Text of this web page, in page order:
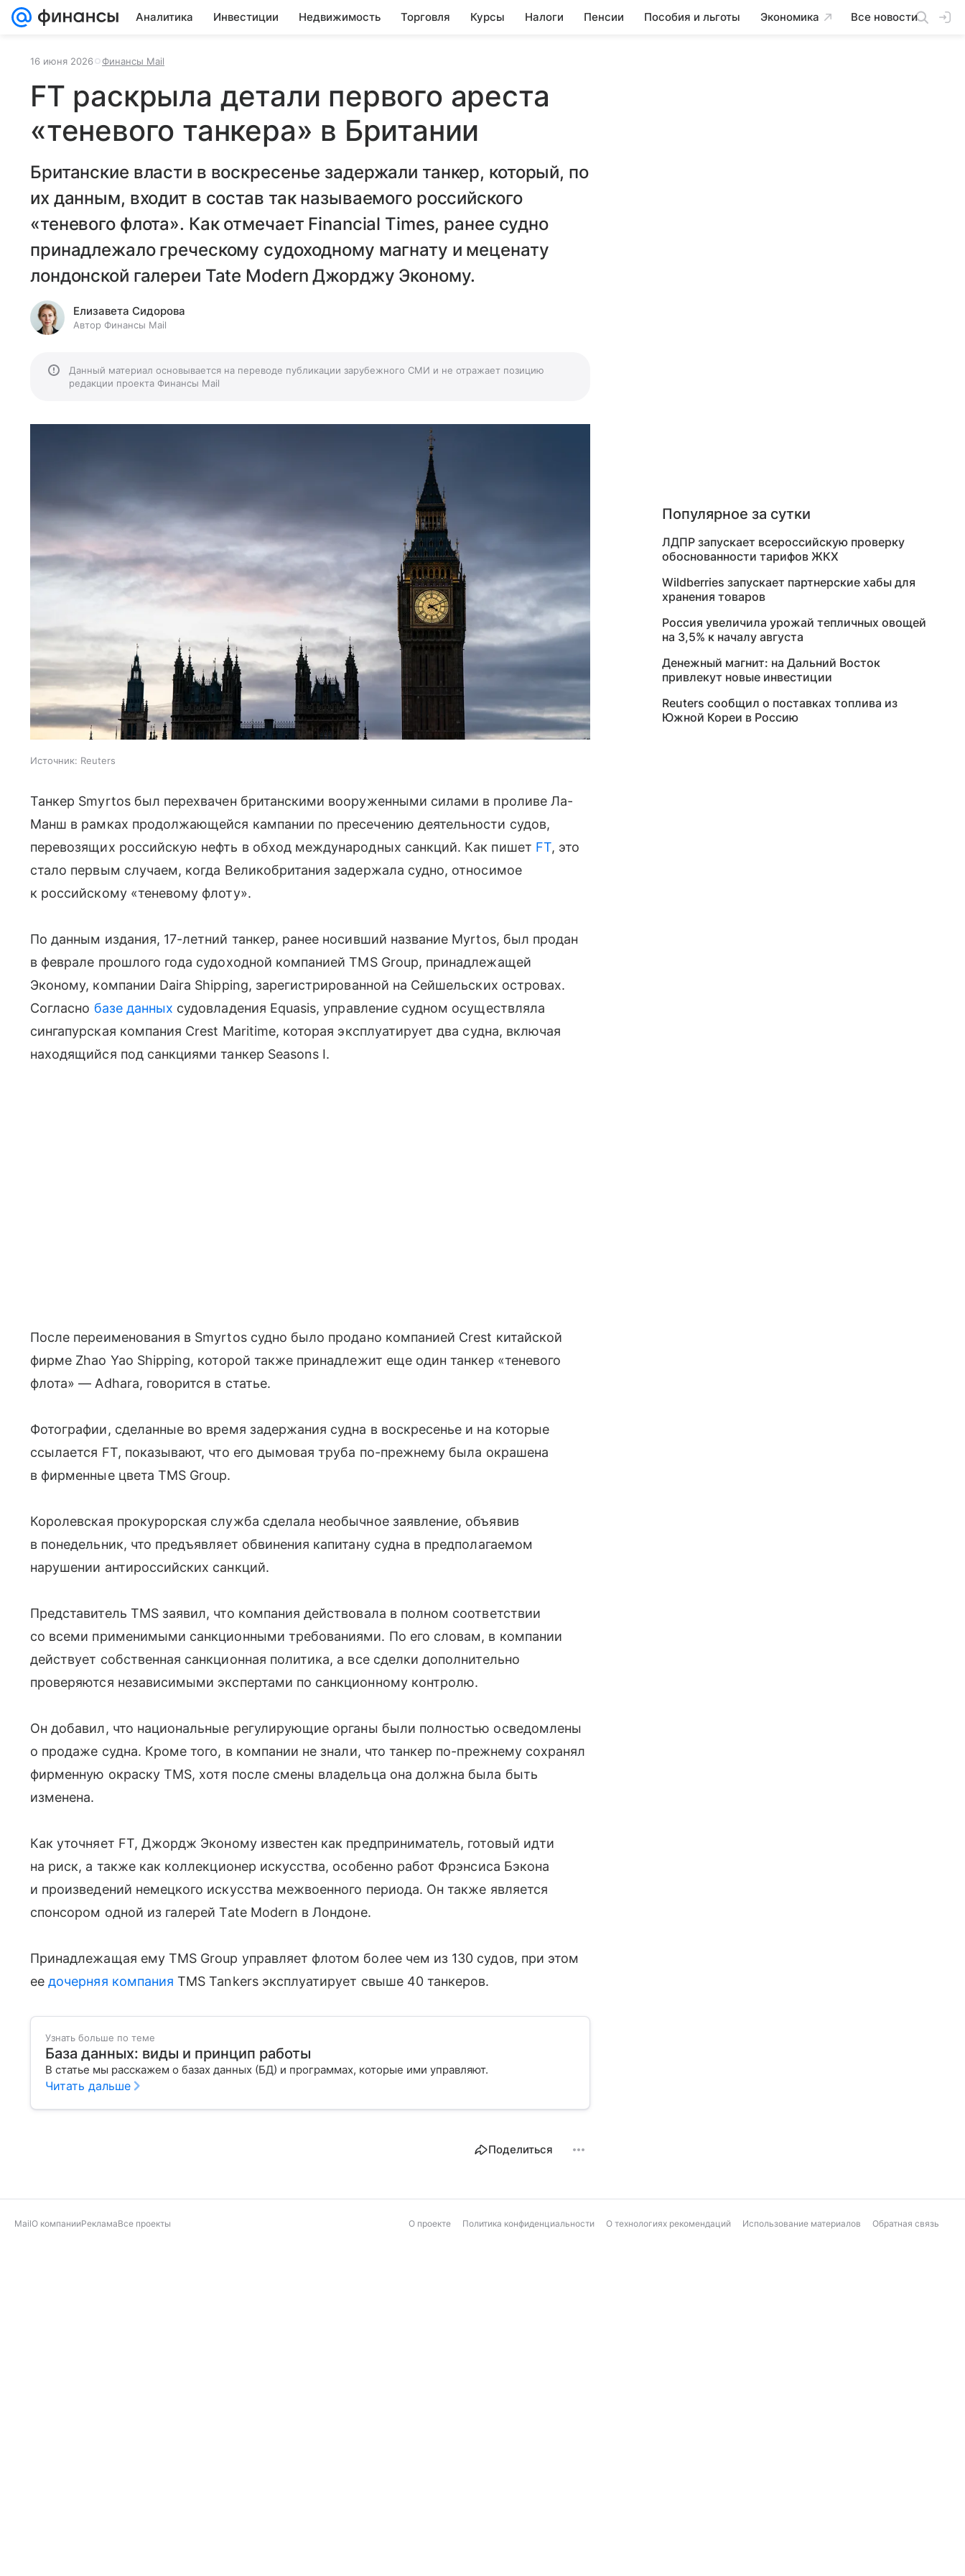
Аналитика Инвестиции Недвижимость Торговля Курсы Налоги Пенсии Пособия и льготы Экономика Все новости
16 июня 2026 Финансы Mail
FT раскрыла детали первого ареста
«теневого танкера» в Британии
Британские власти в воскресенье задержали танкер, который, по
их данным, входит в состав так называемого российского
«теневого флота». Как отмечает Financial Times, ранее судно
принадлежало греческому судоходному магнату и меценату
лондонской галереи Tate Modern Джорджу Эконому.
Елизавета Сидорова
Автор Финансы Mail
Данный материал основывается на переводе публикации зарубежного СМИ и не отражает позицию
редакции проекта Финансы Mail
Источник: Reuters
Танкер Smyrtos был перехвачен британскими вооруженными силами в проливе Ла-
Манш в рамках продолжающейся кампании по пресечению деятельности судов,
перевозящих российскую нефть в обход международных санкций. Как пишет FT, это
стало первым случаем, когда Великобритания задержала судно, относимое
к российскому «теневому флоту».
По данным издания, 17-летний танкер, ранее носивший название Myrtos, был продан
в феврале прошлого года судоходной компанией TMS Group, принадлежащей
Эконому, компании Daira Shipping, зарегистрированной на Сейшельских островах.
Согласно базе данных судовладения Equasis, управление судном осуществляла
сингапурская компания Crest Maritime, которая эксплуатирует два судна, включая
находящийся под санкциями танкер Seasons I.
После переименования в Smyrtos судно было продано компанией Crest китайской
фирме Zhao Yao Shipping, которой также принадлежит еще один танкер «теневого
флота» — Adhara, говорится в статье.
Фотографии, сделанные во время задержания судна в воскресенье и на которые
ссылается FT, показывают, что его дымовая труба по-прежнему была окрашена
в фирменные цвета TMS Group.
Королевская прокурорская служба сделала необычное заявление, объявив
в понедельник, что предъявляет обвинения капитану судна в предполагаемом
нарушении антироссийских санкций.
Представитель TMS заявил, что компания действовала в полном соответствии
со всеми применимыми санкционными требованиями. По его словам, в компании
действует собственная санкционная политика, а все сделки дополнительно
проверяются независимыми экспертами по санкционному контролю.
Он добавил, что национальные регулирующие органы были полностью осведомлены
о продаже судна. Кроме того, в компании не знали, что танкер по-прежнему сохранял
фирменную окраску TMS, хотя после смены владельца она должна была быть
изменена.
Как уточняет FT, Джордж Эконому известен как предприниматель, готовый идти
на риск, а также как коллекционер искусства, особенно работ Фрэнсиса Бэкона
и произведений немецкого искусства межвоенного периода. Он также является
спонсором одной из галерей Tate Modern в Лондоне.
Принадлежащая ему TMS Group управляет флотом более чем из 130 судов, при этом
еедочерняя компания TMS Tankers эксплуатирует свыше 40 танкеров.
Узнать больше по теме
База данных: виды и принцип работы
В статье мы расскажем о базах данных (БД) и программах, которые ими управляют.
Читать дальше
Поделиться
Популярное за сутки
ЛДПР запускает всероссийскую проверку
обоснованности тарифов ЖКХ
Wildberries запускает партнерские хабы для
хранения товаров
Россия увеличила урожай тепличных овощей
на 3,5% к началу августа
Денежный магнит: на Дальний Восток
привлекут новые инвестиции
Reuters сообщил о поставках топлива из
Южной Кореи в Россию
MailО компанииРекламаВсе проекты О проекте Политика конфиденциальности О технологиях рекомендаций Использование материалов Обратная связь